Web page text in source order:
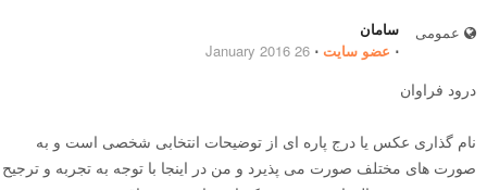
عمومی
سامان
⋅ عضو سایت ⋅
26 January 2016
درود فراوان
نام گذاری عکس یا درج پاره ای از توضیحات انتخابی شخصی است و به
صورت های مختلف صورت می پذیرد و من در اینجا با توجه به تجربه و ترجیح